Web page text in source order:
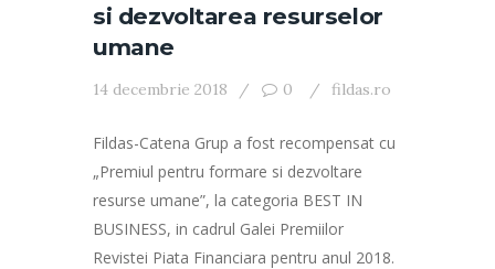
si dezvoltarea resurselor
umane
14 decembrie 2018 0 fildas.ro
Fildas-Catena Grup a fost recompensat cu
„Premiul pentru formare si dezvoltare
resurse umane”, la categoria BEST IN
BUSINESS, in cadrul Galei Premiilor
Revistei Piata Financiara pentru anul 2018.